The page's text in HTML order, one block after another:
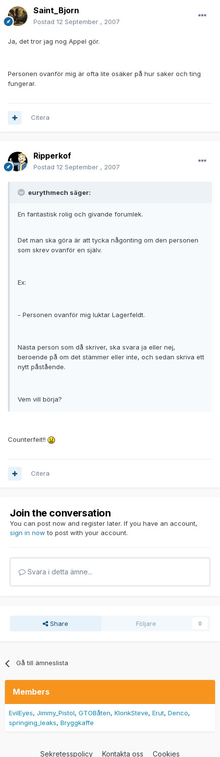
Saint_Bjorn
Postad 12 September , 2007
Ja, det tror jag nog Appel gör.
Personen ovanför mig är ofta lite osäker på hur saker och ting
fungerar.
Citera
Ripperkof
Postad 12 September , 2007
eurythmech säger:
En fantastisk rolig och givande forumlek.
Det man ska göra är att tycka någonting om den personen
som skrev ovanför en själv.
Ex:
- Personen ovanför mig luktar Lagerfeldt.
Nästa person som då skriver, ska svara ja eller nej,
beroende på om det stämmer eller inte, och sedan skriva ett
nytt påstående.
Vem vill börja?
Counterfeit!!
Citera
Join the conversation
You can post now and register later. If you have an account,
sign in now to post with your account.
Svara i detta ämne...
Share Följare 0
Gå till ämneslista
Members
EvilEyes Jimmy_Pistol GTOBåten KlonkSteve Erut Denco
springing_leaks Bryggkaffe
Sekretesspolicy Kontakta oss Cookies